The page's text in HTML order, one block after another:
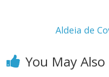
Aldeia de
You May Also